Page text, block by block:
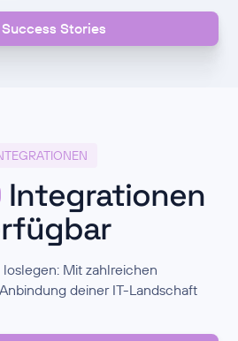
Stories
Integrationen
Mit zahlreichen
deiner IT-Landschaft